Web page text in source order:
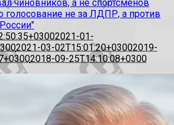
чиновников, а не спортсменов
голосование не за ЛДПР, а против
2021-01-
2021-03-02T15:01:20+03002019-
2018-09-25T14:10:08+0300